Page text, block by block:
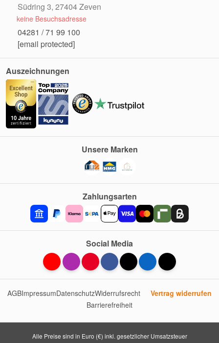
Südring 3, 27404 Zeven
keine Besuchsadresse
04281 / 71 99 100
[email protected]
Auszeichnungen
Zahlungsarten
Unsere Marken
Social Media
AGBImpressumDatenschutzWiderrufsrecht
Vertrag widerrufen
Barrierefreiheit
Alle Preise sind in Euro (€) inkl. gesetzlicher Umsatzsteuer